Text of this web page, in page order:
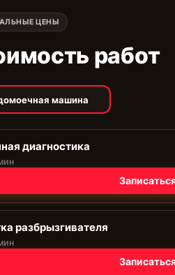
ЦЕНЫ
работ
машина
диагностика
разбрызгивателя